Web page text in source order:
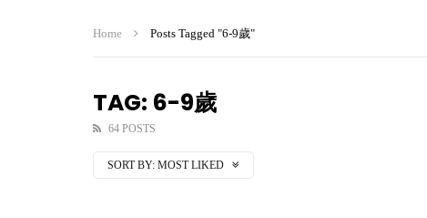
Home Posts Tagged "6-9歲"
TAG: 6-9歲
64 POSTS
SORT BY: MOST LIKED